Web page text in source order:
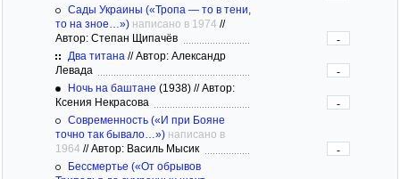
Сады Украины («Тропа — то в тени,
то на зное…») написано в 1974 //
Автор: Степан Щипачёв
-
Два титана //Автор: Александр
Левада
-
Ночь на баштане (1938) //Автор:
Ксения Некрасова
-
Современность («И при Бояне
точно так бывало…») написано в
1964 //Автор: Василь Мысик
-
Бессмертье («От обрывов